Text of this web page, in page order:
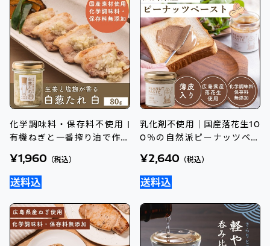
化学調味料・保存料不使用 |
有機ねぎと一番搾り油で作る
¥1,960 （税込）
乳化剤不使用｜国産落花生10
0％の自然派ピーナッツペー
¥2,640 （税込）